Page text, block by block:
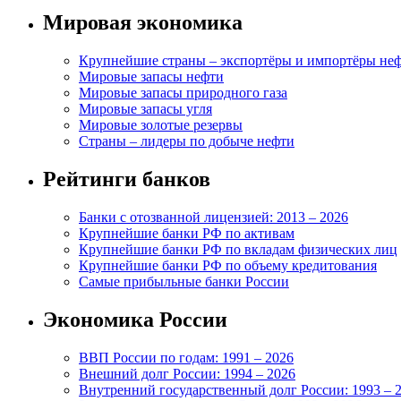
Мировая экономика
Крупнейшие страны – экспортёры и импортёры
Мировые запасы нефти
Мировые запасы природного газа
Мировые запасы угля
Мировые золотые резервы
Страны – лидеры по добыче нефти
Рейтинги банков
Банки с отозванной лицензией: 2013 – 2026
Крупнейшие банки РФ по активам
Крупнейшие банки РФ по вкладам физических лиц
Крупнейшие банки РФ по объему кредитования
Самые прибыльные банки России
Экономика России
ВВП России по годам: 1991 – 2026
Внешний долг России: 1994 – 2026
Внутренний государственный долг России: 1993 –